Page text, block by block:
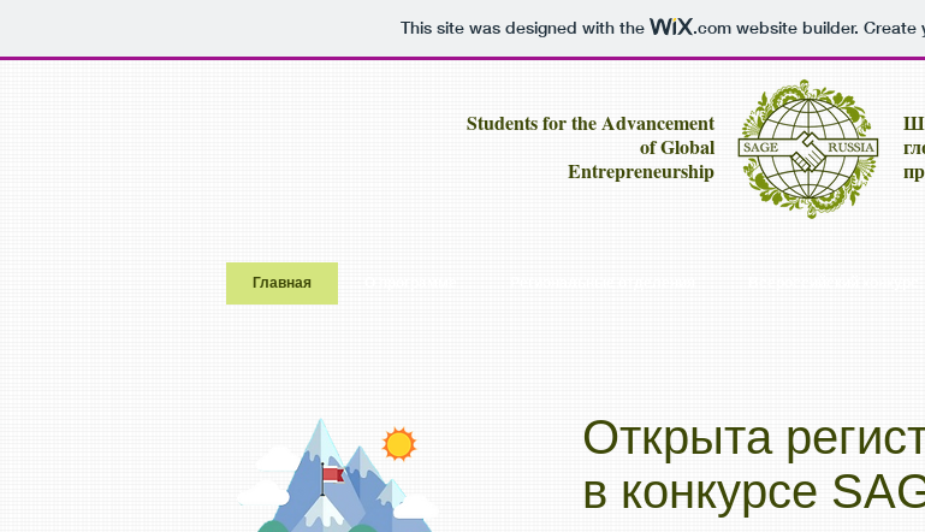
This site was designed with the .comwebsite builder. Create
Students for the Advancement
of Global
Entrepreneurship
Главная
Открыта
в конкурсе